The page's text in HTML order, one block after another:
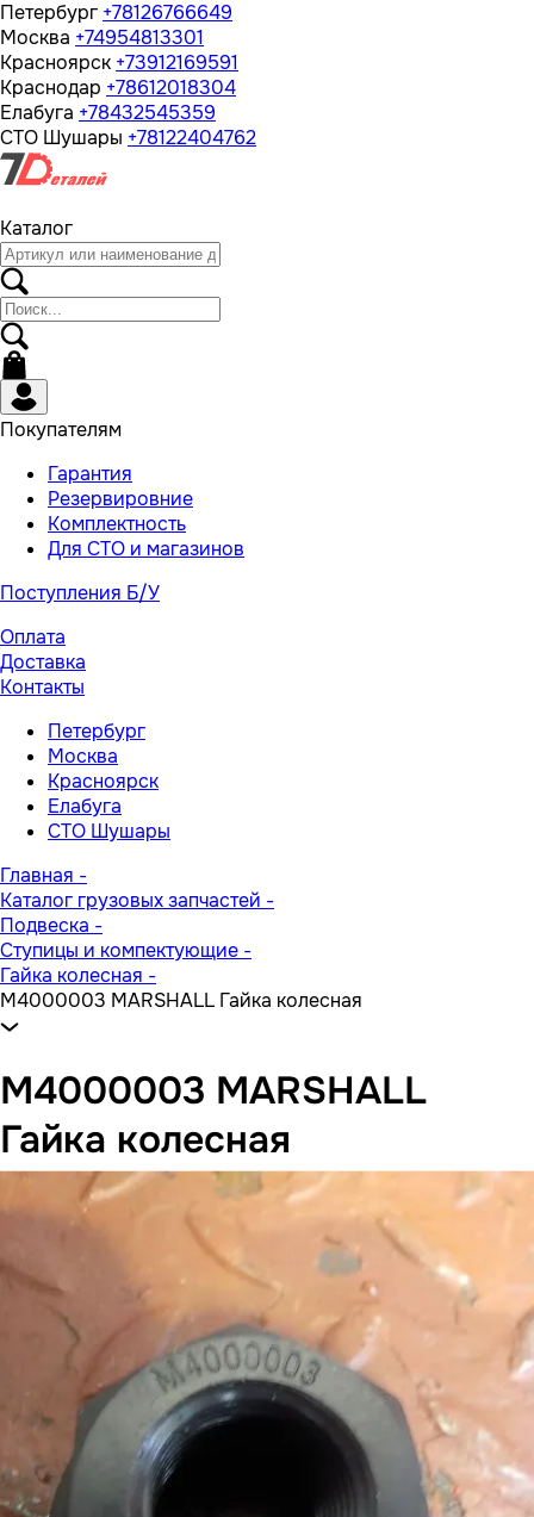
Петербург +78126766649
Москва +74954813301
Красноярск +73912169591
Краснодар +78612018304
Елабуга +78432545359
СТО Шушары +78122404762
Каталог
Покупателям
Гарантия
Резервировние
Комплектность
Для СТО и магазинов
Поступления Б/У
Оплата
Доставка
Контакты
Петербург
Москва
Красноярск
Елабуга
СТО Шушары
Главная -
Каталог грузовых запчастей -
Подвеска -
Ступицы и компектующие -
Гайка колесная -
M4000003 MARSHALL Гайка колесная
M4000003 MARSHALL
Гайка колесная